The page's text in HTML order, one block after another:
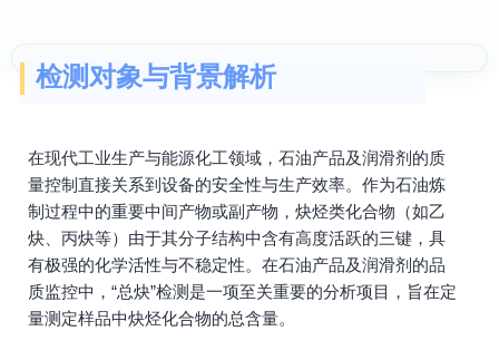
检测对象与背景解析
在现代工业生产与能源化工领域，石油产品及润滑剂的质
量控制直接关系到设备的安全性与生产效率。作为石油炼
制过程中的重要中间产物或副产物，炔烃类化合物（如乙
炔、丙炔等）由于其分子结构中含有高度活跃的三键，具
有极强的化学活性与不稳定性。在石油产品及润滑剂的品
质监控中，“总炔”检测是一项至关重要的分析项目，旨在定
量测定样品中炔烃化合物的总含量。